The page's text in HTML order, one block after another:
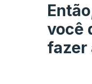
você
fazer